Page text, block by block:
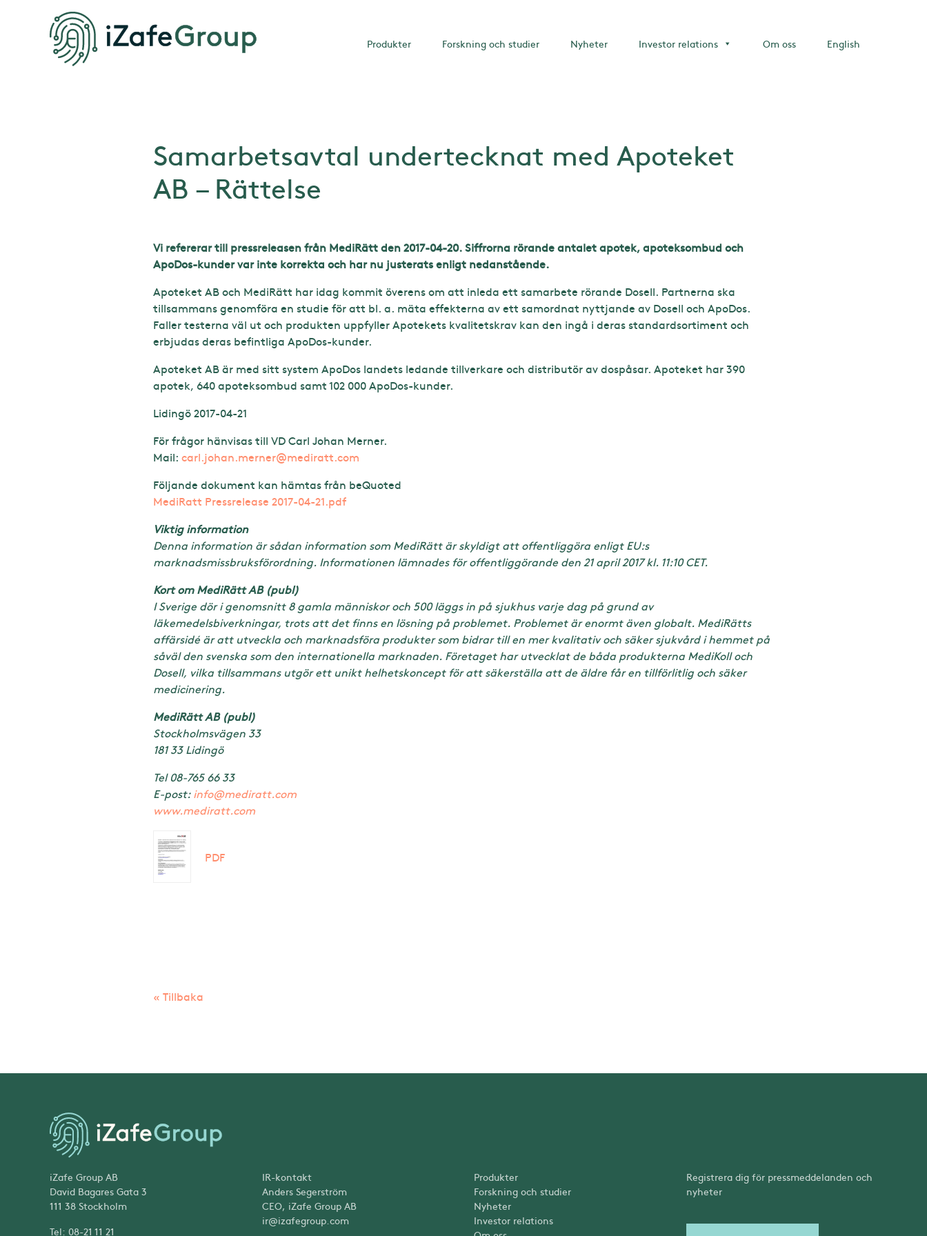
Produkter Forskning och studier Nyheter Investor relations Om oss English
Samarbetsavtal undertecknat med Apoteket
AB – Rättelse
Vi refererar till pressreleasen från MediRätt den 2017-04-20. Siffrorna rörande antalet apotek, apoteksombud och
ApoDos-kunder var inte korrekta och har nu justerats enligt nedanstående.
Apoteket AB och MediRätt har idag kommit överens om att inleda ett samarbete rörande Dosell. Partnerna ska
tillsammans genomföra en studie för att bl. a. mäta effekterna av ett samordnat nyttjande av Dosell och ApoDos.
Faller testerna väl ut och produkten uppfyller Apotekets kvalitetskrav kan den ingå i deras standardsortiment och
erbjudas deras befintliga ApoDos-kunder.
Apoteket AB är med sitt system ApoDos landets ledande tillverkare och distributör av dospåsar. Apoteket har 390
apotek, 640 apoteksombud samt 102 000 ApoDos-kunder.
Lidingö 2017-04-21
För frågor hänvisas till VD Carl Johan Merner.
Mail: carl.johan.merner@mediratt.com
Följande dokument kan hämtas från beQuoted
MediRatt Pressrelease 2017-04-21.pdf
Viktig information
Denna information är sådan information som MediRätt är skyldigt att offentliggöra enligt EU:s
marknadsmissbruksförordning. Informationen lämnades för offentliggörande den 21 april 2017 kl. 11:10 CET.
Kort om MediRätt AB (publ)
I Sverige dör i genomsnitt 8 gamla människor och 500 läggs in på sjukhus varje dag på grund av
läkemedelsbiverkningar, trots att det finns en lösning på problemet. Problemet är enormt även globalt. MediRätts
affärsidé är att utveckla och marknadsföra produkter som bidrar till en mer kvalitativ och säker sjukvård i hemmet på
såväl den svenska som den internationella marknaden. Företaget har utvecklat de båda produkterna MediKoll och
Dosell, vilka tillsammans utgör ett unikt helhetskoncept för att säkerställa att de äldre får en tillförlitlig och säker
medicinering.
MediRätt AB (publ)
Stockholmsvägen 33
181 33 Lidingö
Tel 08-765 66 33
E-post:info@mediratt.com
www.mediratt.com
PDF
« Tillbaka
iZafe Group AB
David Bagares Gata 3
111 38 Stockholm
Tel: 08-21 11 21
IR-kontakt
Anders Segerström
CEO, iZafe Group AB
ir@izafegroup.com
Produkter
Forskning och studier
Nyheter
Investor relations
Registrera dig för pressmeddelanden och
nyheter